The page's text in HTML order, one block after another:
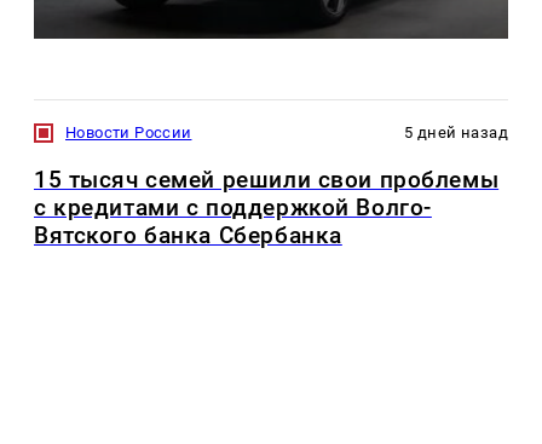
Новости России 5 дней назад
15 тысяч семей решили свои проблемы
с кредитами с поддержкой Волго-
Вятского банка Сбербанка